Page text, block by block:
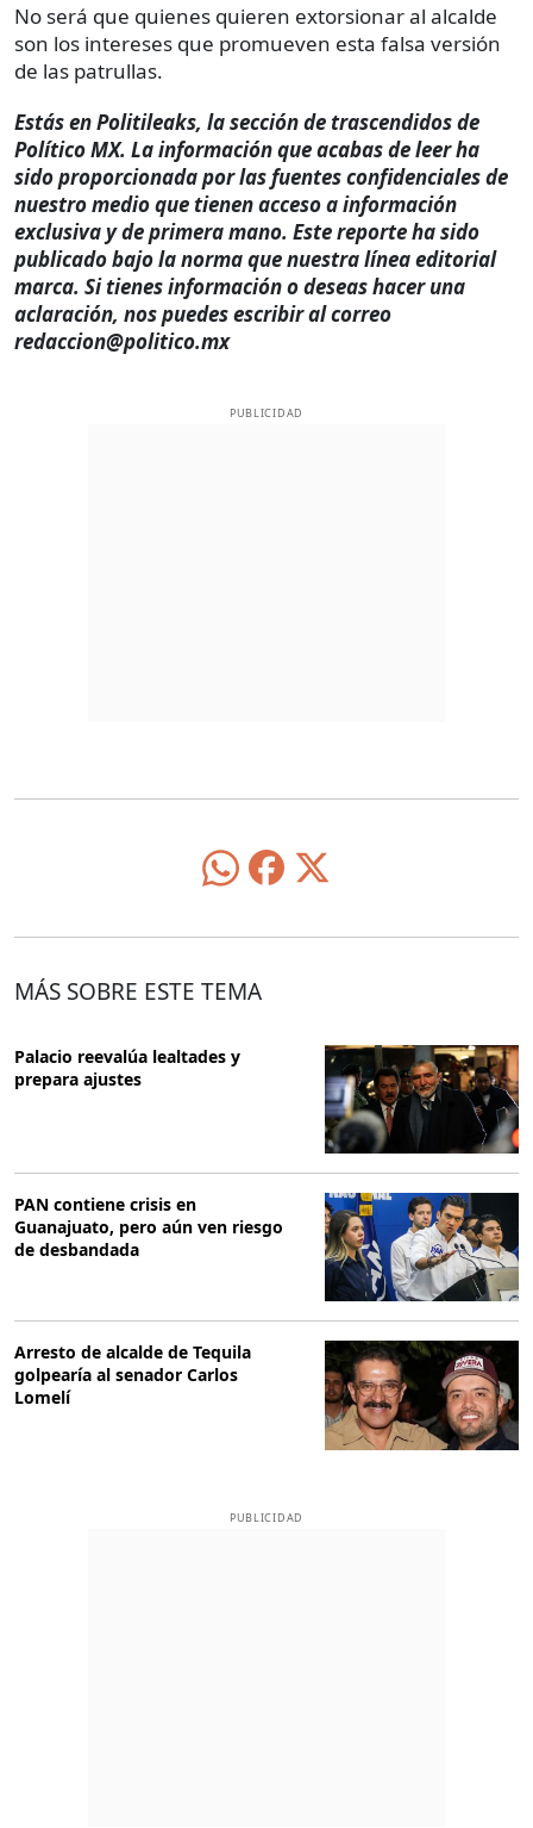
No será que quienes quieren extorsionar al alcalde
son los intereses que promueven esta falsa versión
de las patrullas.
Estás en Politileaks, la sección de trascendidos de
Político MX. La información que acabas de leer ha
sido proporcionada por las fuentes confidenciales de
nuestro medio que tienen acceso a información
exclusiva y de primera mano. Este reporte ha sido
publicado bajo la norma que nuestra línea editorial
marca. Si tienes información o deseas hacer una
aclaración, nos puedes escribir al correo
redaccion@politico.mx
PUBLICIDAD
MÁS SOBRE ESTE TEMA
Palacio reevalúa lealtades y
prepara ajustes
PAN contiene crisis en
Guanajuato, pero aún ven riesgo
de desbandada
Arresto de alcalde de Tequila
golpearía al senador Carlos
Lomelí
PUBLICIDAD